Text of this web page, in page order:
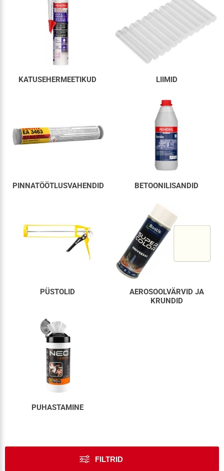
KATUSEHERMEETIKUD LIIMID
PINNATÖÖTLUSVAHENDID BETOONILISANDID
PÜSTOLID
AEROSOOLVÄRVID JA
KRUNDID
PUHASTAMINE
FILTRID